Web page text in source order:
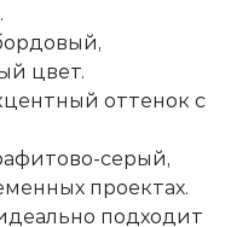
цвет.
оттенок с
серый,
проектах.
подходит